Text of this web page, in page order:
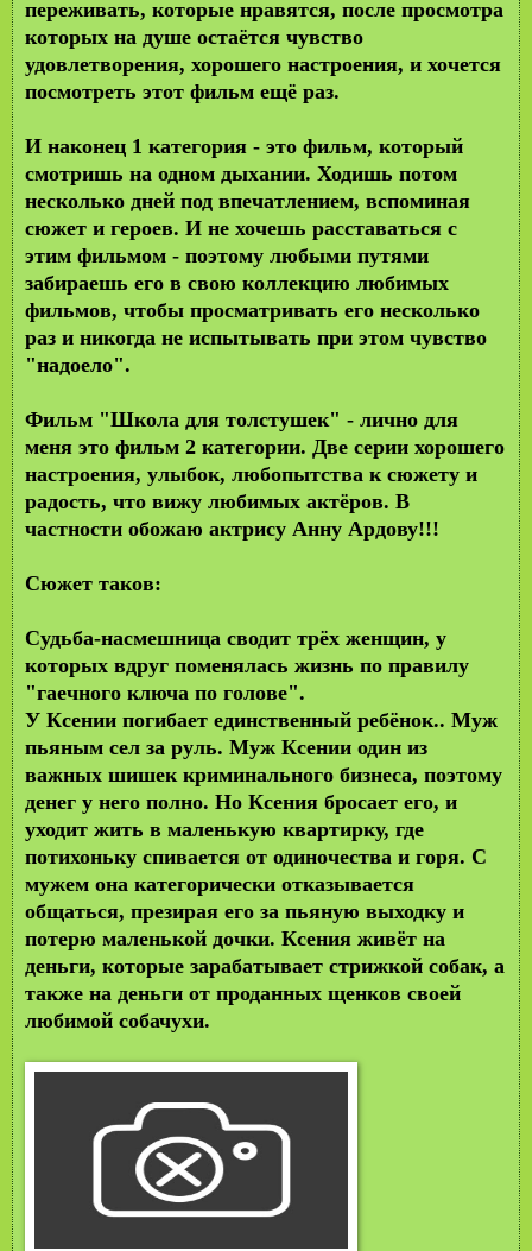
переживать, которые нравятся, после просмотра
которых на душе остаётся чувство
удовлетворения, хорошего настроения, и хочется
посмотреть этот фильм ещё раз.
И наконец 1 категория - это фильм, который
смотришь на одном дыхании. Ходишь потом
несколько дней под впечатлением, вспоминая
сюжет и героев. И не хочешь расставаться с
этим фильмом - поэтому любыми путями
забираешь его в свою коллекцию любимых
фильмов, чтобы просматривать его несколько
раз и никогда не испытывать при этом чувство
"надоело".
Фильм "Школа для толстушек" - лично для
меня это фильм 2 категории. Две серии хорошего
настроения, улыбок, любопытства к сюжету и
радость, что вижу любимых актёров. В
частности обожаю актрису Анну Ардову!!!
Сюжет таков:
Судьба-насмешница сводит трёх женщин, у
которых вдруг поменялась жизнь по правилу
"гаечного ключа по голове".
У Ксении погибает единственный ребёнок.. Муж
пьяным сел за руль. Муж Ксении один из
важных шишек криминального бизнеса, поэтому
денег у него полно. Но Ксения бросает его, и
уходит жить в маленькую квартирку, где
потихоньку спивается от одиночества и горя. С
мужем она категорически отказывается
общаться, презирая его за пьяную выходку и
потерю маленькой дочки. Ксения живёт на
деньги, которые зарабатывает стрижкой собак, а
также на деньги от проданных щенков своей
любимой собачухи.